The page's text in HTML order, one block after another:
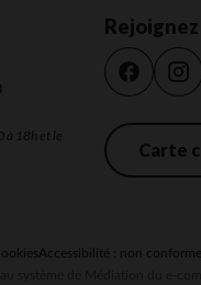
à 18h et le
Carte
Accessibilité : non conforme